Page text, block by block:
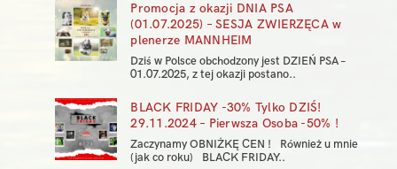
Promocja z okazji DNIA PSA
(01.07.2025) – SESJA ZWIERZĘCA w
plenerze MANNHEIM
Dziś w Polsce obchodzony jest DZIEŃ PSA –
01.07.2025, z tej okazji postano..
BLACK FRIDAY -30% Tylko DZIŚ!
29.11.2024 – Pierwsza Osoba -50% !
Zaczynamy OBNIŻKĘ CEN ! Również u mnie
(jak co roku) BLACK FRIDAY..